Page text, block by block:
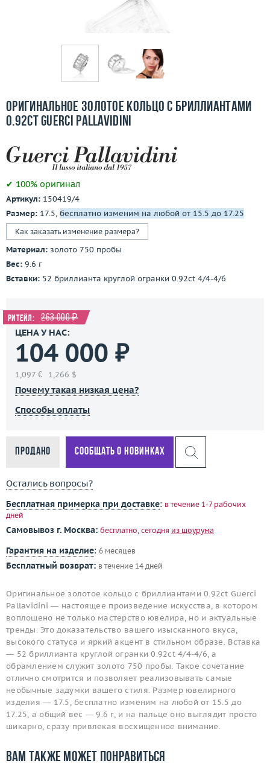
Контакты
3D-тур по шоуруму
Оригинальное золотое кольцо с бриллиантами
0.92ct Guerci Pallavidini
✔ 100% оригинал
Артикул: 150419/4
Размер: 17.5, бесплатно изменим на любой от 15.5 до 17.25
Как заказать изменение размера?
Материал: золото 750 пробы
Вес: 9.6 г
Вставки: 52 бриллианта круглой огранки 0.92ct 4/4-4/6
Ритейл: 263 000 ₽
ЦЕНА У НАС:
104 000 ₽
1,097 € 1,266 $
Почему такая низкая цена?
Способы оплаты
Продано Сообщать о новинках
Остались вопросы?
Бесплатная примерка при доставке: в течение 1-7 рабочих
дней
Самовывоз г. Москва: бесплатно, сегодня из шоурума
Гарантия на изделие: 6 месяцев
Бесплатный возврат: в течение 14 дней
Оригинальное золотое кольцо с бриллиантами 0.92ct Guerci
Pallavidini — настоящее произведение искусства, в котором
воплощено не только мастерство ювелира, но и актуальные
тренды. Это доказательство вашего изысканного вкуса,
высокого статуса и яркий акцент в стильном образе. Вставка
— 52 бриллианта круглой огранки 0.92ct 4/4-4/6, а
обрамлением служит золото 750 пробы. Такое сочетание
отлично смотрится и позволяет реализовывать самые
необычные задумки вашего стиля. Размер ювелирного
изделия — 17.5, бесплатно изменим на любой от 15.5 до
17.25, а общий вес — 9.6 г, и на пальце оно выглядит просто
шикарно, сразу привлекая восхищенное внимание.
Вам также может понравиться